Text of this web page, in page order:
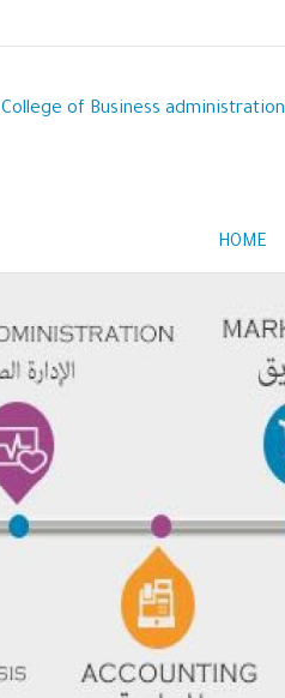
College of Business administration
HOME